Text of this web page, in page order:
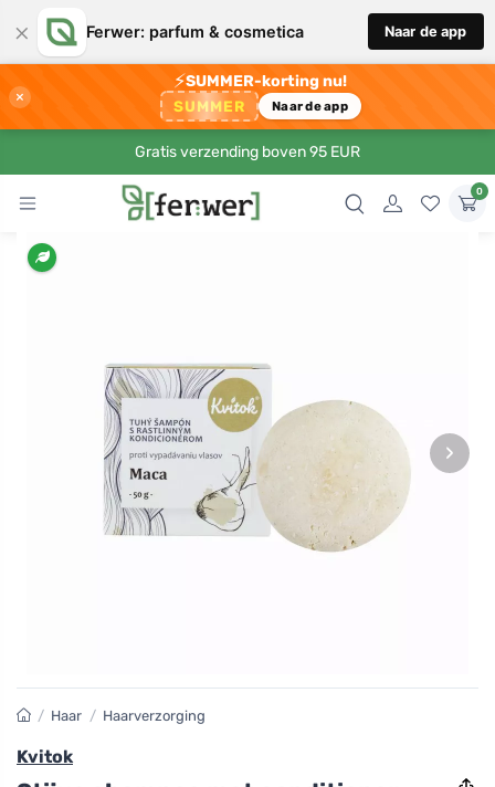
× Ferwer: parfum & cosmetica Naar de app
×
⚡SUMMER-korting nu!
SUMMER Naar de app
Gratis verzending boven 95 EUR
0
›
/ Haar / Haarverzorging
Kvitok